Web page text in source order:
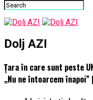
Dolj AZI
Țara în care sunt peste
„Nu ne întoarcem înapoi”